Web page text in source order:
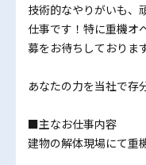
技術的なやりがいも、
仕事です！特に重機オ
募をお待ちしておりま
あなたの力を当社で存
■主なお仕事内容
建物の解体現場にて重